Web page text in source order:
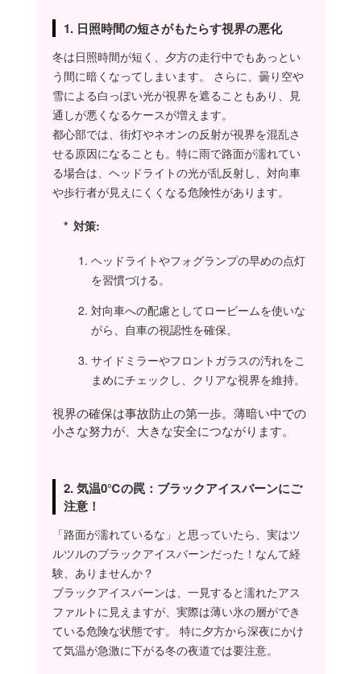
いて、事なきを得た
というかですね…
ママやん
おぉ〜…ちゃんと注意し
ててよかったじゃないの
なんかコッチ向かっ
て喋ってると思って
近づいて窓開けた
ら…
タツコ
子供が運転してる〜
よ！
ママやん
ダハハハハハハハ!!!
タツコ
句言ったら、よそ見
すんな〜って返され
て…
ーっ！
なんっちゅうか…そんな
ド正論返されちゃうと確
かに(笑)
プライベートで見つ
けたらおしりぺんぺ
んの刑じゃ！
ママやん
1. 日照時間の短さがもたらす視界の悪化
冬は日照時間が短く、夕方の走行中でもあっとい
う間に暗くなってしまいます。 さらに、曇り空や
雪による白っぽい光が視界を遮ることもあり、見
通しが悪くなるケースが増えます。
都心部では、街灯やネオンの反射が視界を混乱さ
せる原因になることも。特に雨で路面が濡れてい
る場合は、ヘッドライトの光が乱反射し、対向車
や歩行者が見えにくくなる危険性があります。
対策:
ヘッドライトやフォグランプの早めの点灯
を習慣づける。
対向車への配慮としてロービームを使いな
がら、自車の視認性を確保。
サイドミラーやフロントガラスの汚れをこ
まめにチェックし、クリアな視界を維持。
視界の確保は事故防止の第一歩。薄暗い中での
小さな努力が、大きな安全につながります。
2. 気温0℃の罠：ブラックアイスバーンにご
注意！
「路面が濡れているな」と思っていたら、実はツ
ルツルのブラックアイスバーンだった！なんて経
験、ありませんか？
ブラックアイスバーンは、一見すると濡れたアス
ファルトに見えますが、実際は薄い氷の層ができ
ている危険な状態です。 特に夕方から深夜にかけ
て気温が急激に下がる冬の夜道では要注意。